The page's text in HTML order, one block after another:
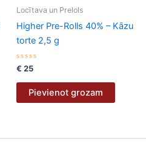
Locītava un Prelols
Higher Pre-Rolls 40% – Kāzu
torte 2,5 g
Novērtēts
0
€ 25
Pievienot grozam